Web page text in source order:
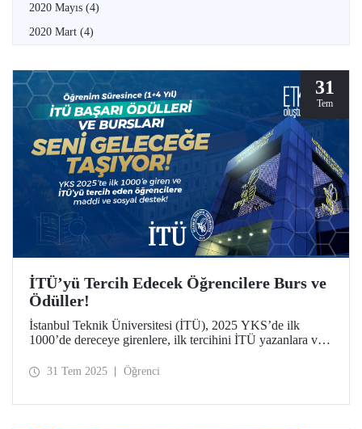
2020 Mayıs (4)
2020 Mart (4)
31
Tem
İTÜ’yü Tercih Edecek Öğrencilere Burs ve
Ödüller!
İstanbul Teknik Üniversitesi (İTÜ), 2025 YKS’de ilk
1000’de dereceye girenlere, ilk tercihini İTÜ yazanlara ve
çekiyor.
31 Tem 2025 Öğrenci